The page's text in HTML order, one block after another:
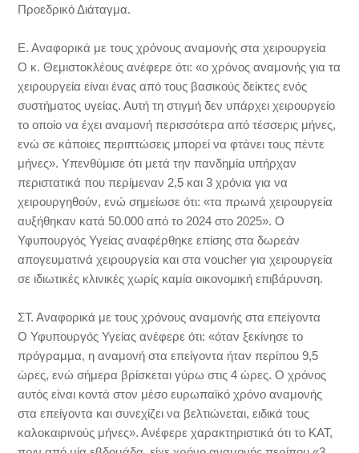
Προεδρικό Διάταγμα.
Ε. Αναφορικά με τους χρόνους αναμονής στα χειρουργεία
Ο κ. Θεμιστοκλέους ανέφερε ότι: «ο χρόνος αναμονής για τα
χειρουργεία είναι ένας από τους βασικούς δείκτες ενός
συστήματος υγείας. Αυτή τη στιγμή δεν υπάρχει χειρουργείο
το οποίο να έχει αναμονή περισσότερα από τέσσερις μήνες,
ενώ σε κάποιες περιπτώσεις μπορεί να φτάνει τους πέντε
μήνες». Υπενθύμισε ότι μετά την πανδημία υπήρχαν
περιστατικά που περίμεναν 2,5 και 3 χρόνια για να
χειρουργηθούν, ενώ σημείωσε ότι: «τα πρωινά χειρουργεία
αυξήθηκαν κατά 50.000 από το 2024 στο 2025». Ο
Υφυπουργός Υγείας αναφέρθηκε επίσης στα δωρεάν
απογευματινά χειρουργεία και στα voucher για χειρουργεία
σε ιδιωτικές κλινικές χωρίς καμία οικονομική επιβάρυνση.
ΣΤ. Αναφορικά με τους χρόνους αναμονής στα επείγοντα
Ο Υφυπουργός Υγείας ανέφερε ότι: «όταν ξεκίνησε το
πρόγραμμα, η αναμονή στα επείγοντα ήταν περίπου 9,5
ώρες, ενώ σήμερα βρίσκεται γύρω στις 4 ώρες. Ο χρόνος
αυτός είναι κοντά στον μέσο ευρωπαϊκό χρόνο αναμονής
στα επείγοντα και συνεχίζει να βελτιώνεται, ειδικά τους
καλοκαιρινούς μήνες». Ανέφερε χαρακτηριστικά ότι το ΚΑΤ,